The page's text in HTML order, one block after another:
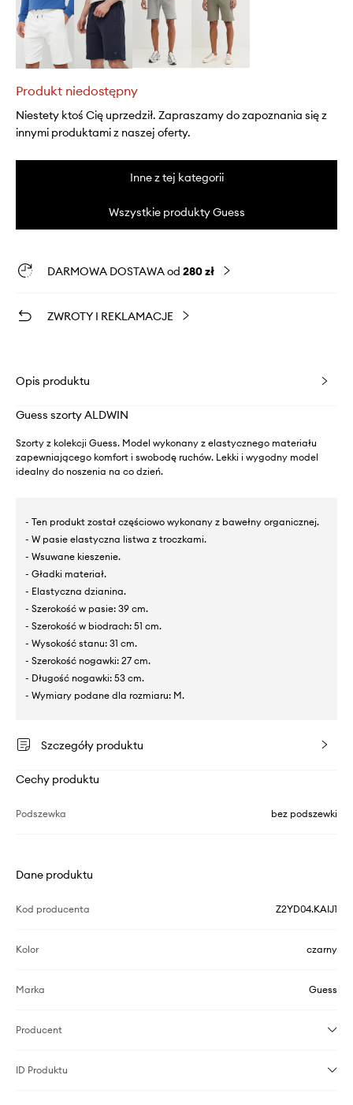
Produkt niedostępny
Niestety ktoś Cię uprzedził. Zapraszamy do zapoznania się z
innymi produktami z naszej oferty.
Inne z tej kategorii
Wszystkie produkty Guess
DARMOWA DOSTAWA od 280 zł
ZWROTY I REKLAMACJE
Opis produktu
Guess szorty ALDWIN
Szorty z kolekcji Guess. Model wykonany z elastycznego materiału
zapewniającego komfort i swobodę ruchów. Lekki i wygodny model
idealny do noszenia na co dzień.
- Ten produkt został częściowo wykonany z bawełny organicznej.
- W pasie elastyczna listwa z troczkami.
- Wsuwane kieszenie.
- Gładki materiał.
- Elastyczna dzianina.
- Szerokość w pasie: 39 cm.
- Szerokość w biodrach: 51 cm.
- Wysokość stanu: 31 cm.
- Szerokość nogawki: 27 cm.
- Długość nogawki: 53 cm.
- Wymiary podane dla rozmiaru: M.
Szczegóły produktu
Cechy produktu
Podszewka bez podszewki
Dane produktu
Kod producenta Z2YD04.KAIJ1
Kolor czarny
Marka Guess
Producent
ID Produktu